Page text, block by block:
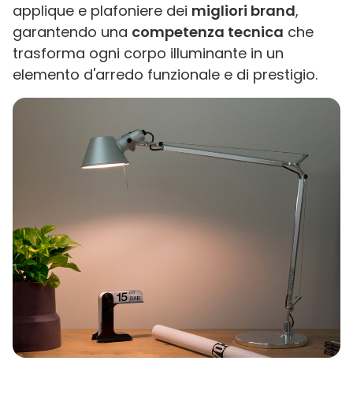
applique e plafoniere dei migliori brand,
garantendo una competenza tecnica che
trasforma ogni corpo illuminante in un
elemento d'arredo funzionale e di prestigio.